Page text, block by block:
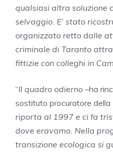
qualsiasi altra soluzione
selvaggio. E’ stato
organizzato retto dalle
criminale di Taranto
fittizie con colleghi in
“Il quadro odierno –ha
sostituto procuratore della
riporta al 1997 e ci fa
dove eravamo. Nella
transizione ecologica si